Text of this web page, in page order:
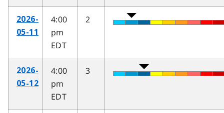
2026-
05-11
4:00
pm
EDT
2
2026-
05-12
4:00
pm
EDT
3